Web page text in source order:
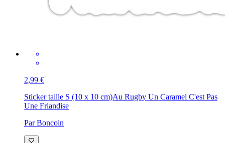
2,99 €
Sticker taille S (10 x 10 cm)Au Rugby Un Caramel C'est Pas
Une Friandise
Par Boncoin